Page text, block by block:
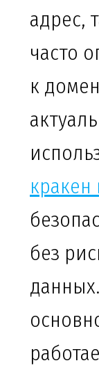
адрес,
часто
к
кракен
без